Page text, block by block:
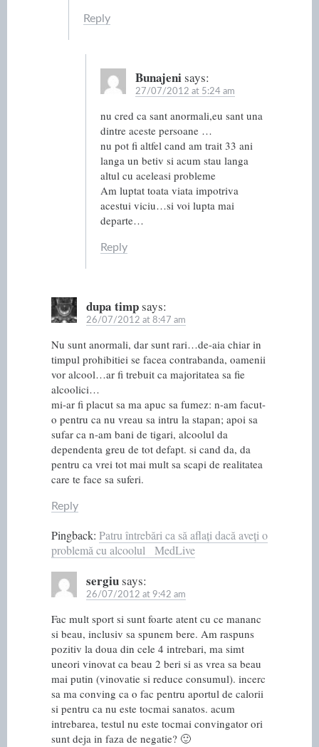
Reply
Bunajenisays:
27/07/2012 at 5:24 am
nu cred ca sant anormali,eu sant una
dintre aceste persoane …
nu pot fi altfel cand am trait 33 ani
langa un betiv si acum stau langa
altul cu aceleasi probleme
Am luptat toata viata impotriva
acestui viciu…si voi lupta mai
departe…
Reply
dupa timpsays:
26/07/2012 at 8:47 am
Nu sunt anormali, dar sunt rari…de-aia chiar in
timpul prohibitiei se facea contrabanda, oamenii
vor alcool…ar fi trebuit ca majoritatea sa fie
alcoolici…
mi-ar fi placut sa ma apuc sa fumez: n-am facut-
o pentru ca nu vreau sa intru la stapan; apoi sa
sufar ca n-am bani de tigari, alcoolul da
dependenta greu de tot defapt. si cand da, da
pentru ca vrei tot mai mult sa scapi de realitatea
care te face sa suferi.
Reply
Pingback: Patru întrebări ca să aflați dacă aveți o
problemă cu alcoolul MedLive
sergiusays:
26/07/2012 at 9:42 am
Fac mult sport si sunt foarte atent cu ce mananc
si beau, inclusiv sa spunem bere. Am raspuns
pozitiv la doua din cele 4 intrebari, ma simt
uneori vinovat ca beau 2 beri si as vrea sa beau
mai putin (vinovatie si reduce consumul). incerc
sa ma conving ca o fac pentru aportul de calorii
si pentru ca nu este tocmai sanatos. acum
intrebarea, testul nu este tocmai convingator ori
sunt deja in faza de negatie? 🙂